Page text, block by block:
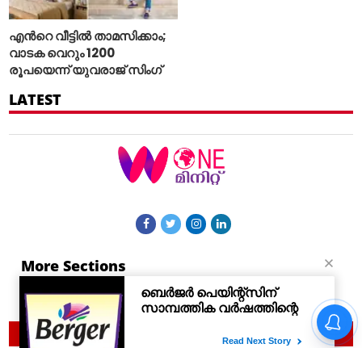
എന്‍റെ വീട്ടില്‍ താമസിക്കാം;
വാടക വെറും 1200
രൂപയെന്ന് യുവരാജ് സിംഗ്
LATEST
More Sections
Contact Us